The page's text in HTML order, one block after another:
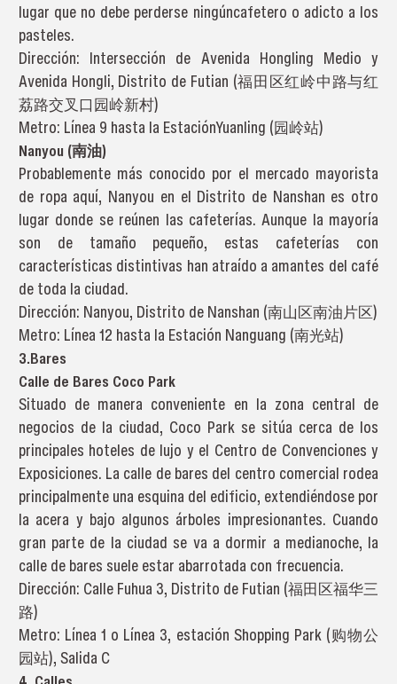
lugar que no debe perderse ningúncafetero o adicto a los
pasteles.
Dirección: Intersección de Avenida Hongling Medio y
Avenida Hongli, Distrito de Futian (福田区红岭中路与红
荔路交叉口园岭新村)
Metro: Línea 9 hasta la EstaciónYuanling (园岭站)
Nanyou (南油)
Probablemente más conocido por el mercado mayorista
de ropa aquí, Nanyou en el Distrito de Nanshan es otro
lugar donde se reúnen las cafeterías. Aunque la mayoría
son de tamaño pequeño, estas cafeterías con
características distintivas han atraído a amantes del café
de toda la ciudad.
Dirección: Nanyou, Distrito de Nanshan (南山区南油片区)
Metro: Línea 12 hasta la Estación Nanguang (南光站)
3.Bares
Calle de Bares Coco Park
Situado de manera conveniente en la zona central de
negocios de la ciudad, Coco Park se sitúa cerca de los
principales hoteles de lujo y el Centro de Convenciones y
Exposiciones. La calle de bares del centro comercial rodea
principalmente una esquina del edificio, extendiéndose por
la acera y bajo algunos árboles impresionantes. Cuando
gran parte de la ciudad se va a dormir a medianoche, la
calle de bares suele estar abarrotada con frecuencia.
Dirección: Calle Fuhua 3, Distrito de Futian (福田区福华三
路)
Metro: Línea 1 o Línea 3, estación Shopping Park (购物公
园站), Salida C